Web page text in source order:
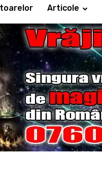
Articole